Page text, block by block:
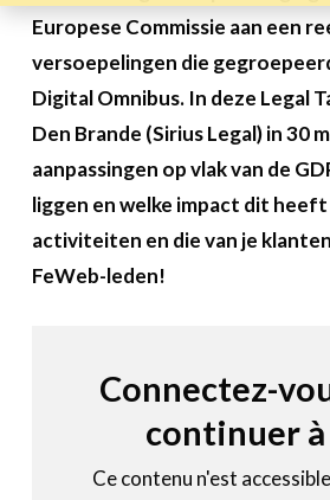
Europese Commissie aan een
versoepelingen die
Digital Omnibus. In deze Legal
Den Brande (Sirius Legal) in 30
aanpassingen op vlak van de
liggen en welke impact dit
activiteiten en die van je
FeWeb-leden!
Connectez-
continuer
Ce contenu n'est
Le Toolbox
A propos
Become a